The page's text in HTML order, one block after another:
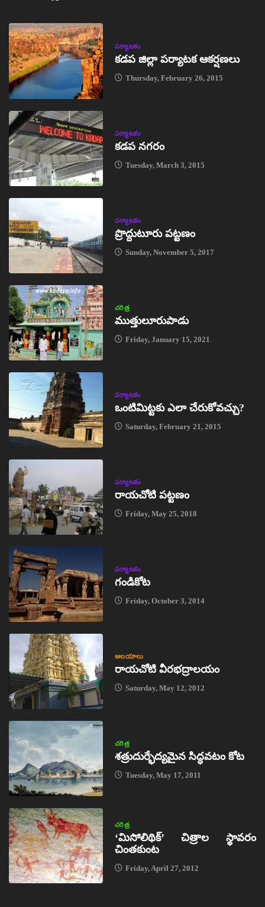
పర్యాటకం
కడప జిల్లా పర్యాటక ఆకర్షణలు
Thursday, February 26, 2015
పర్యాటకం
కడప నగరం
Tuesday, March 3, 2015
పర్యాటకం
ప్రొద్దుటూరు పట్టణం
Sunday, November 5, 2017
చరిత్ర
ముత్తులూరుపాడు
Friday, January 15, 2021
పర్యాటకం
ఒంటిమిట్టకు ఎలా చేరుకోవచ్చు?
Saturday, February 21, 2015
పర్యాటకం
రాయచోటి పట్టణం
Friday, May 25, 2018
పర్యాటకం
గండికోట
Friday, October 3, 2014
ఆలయాలు
రాయచోటి వీరభద్రాలయం
Saturday, May 12, 2012
చరిత్ర
శత్రుదుర్భేద్యమైన సిద్ధవటం కోట
Tuesday, May 17, 2011
చరిత్ర
‘మిసోలిథిక్‌’ చిత్రాల స్థావరం
చింతకుంట
Friday, April 27, 2012